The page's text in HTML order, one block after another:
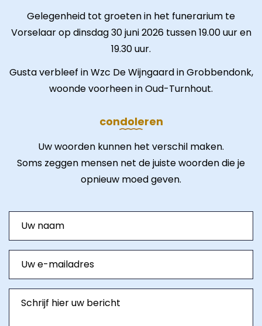
Gelegenheid tot groeten in het funerarium te
Vorselaar op dinsdag 30 juni 2026 tussen 19.00 uur en
19.30 uur.
Gusta verbleef in Wzc De Wijngaard in Grobbendonk,
woonde voorheen in Oud-Turnhout.
condoleren
Uw woorden kunnen het verschil maken.
Soms zeggen mensen net de juiste woorden die je
opnieuw moed geven.